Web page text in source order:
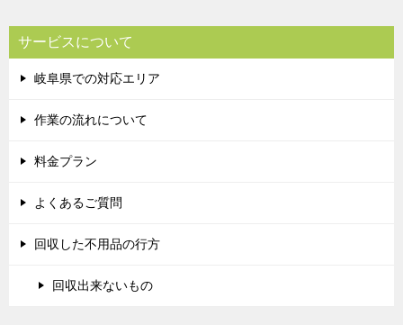
サービスについて
岐阜県での対応エリア
作業の流れについて
料金プラン
よくあるご質問
回収した不用品の行方
回収出来ないもの